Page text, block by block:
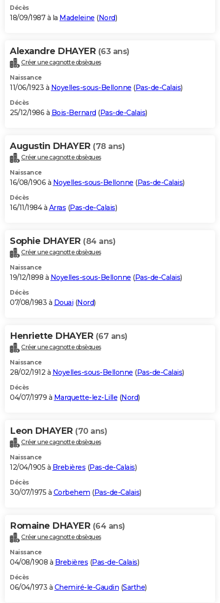
Décès
18/09/1987 à la Madeleine (Nord)
Alexandre DHAYER (63 ans)
Créer une cagnotte obsèques
Naissance
11/06/1923 à Noyelles-sous-Bellonne (Pas-de-Calais)
Décès
25/12/1986 à Bois-Bernard (Pas-de-Calais)
Augustin DHAYER (78 ans)
Créer une cagnotte obsèques
Naissance
16/08/1906 à Noyelles-sous-Bellonne (Pas-de-Calais)
Décès
16/11/1984 à Arras (Pas-de-Calais)
Sophie DHAYER (84 ans)
Créer une cagnotte obsèques
Naissance
19/12/1898 à Noyelles-sous-Bellonne (Pas-de-Calais)
Décès
07/08/1983 à Douai (Nord)
Henriette DHAYER (67 ans)
Créer une cagnotte obsèques
Naissance
28/02/1912 à Noyelles-sous-Bellonne (Pas-de-Calais)
Décès
04/07/1979 à Marquette-lez-Lille (Nord)
Leon DHAYER (70 ans)
Créer une cagnotte obsèques
Naissance
12/04/1905 à Brebières (Pas-de-Calais)
Décès
30/07/1975 à Corbehem (Pas-de-Calais)
Romaine DHAYER (64 ans)
Créer une cagnotte obsèques
Naissance
04/08/1908 à Brebières (Pas-de-Calais)
Décès
06/04/1973 à Chemiré-le-Gaudin (Sarthe)